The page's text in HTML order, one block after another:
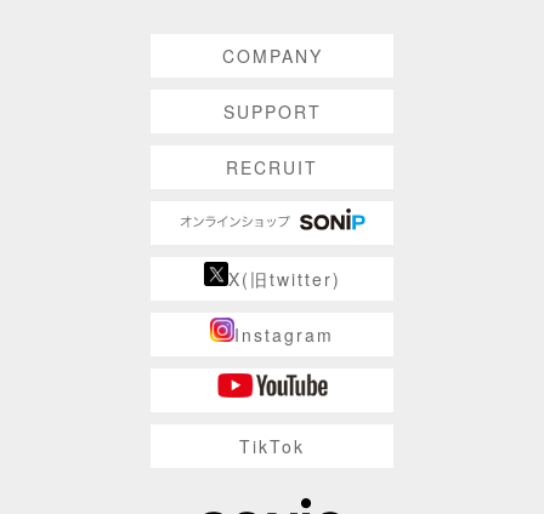
COMPANY
SUPPORT
RECRUIT
X(旧twitter)
Instagram
TikTok